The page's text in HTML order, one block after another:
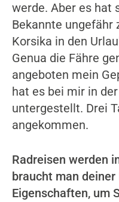
werde. Aber es hat
Bekannte ungefähr
Korsika in den
Genua die Fähre
angeboten mein
hat es bei mir in
untergestellt. Drei
angekommen.
Radreisen werden
braucht man
Eigenschaften, um